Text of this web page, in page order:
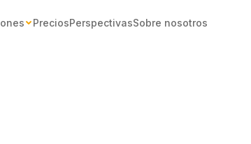
PreciosPerspectivasSobre nosotros